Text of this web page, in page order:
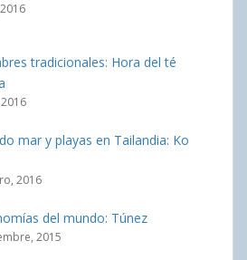
tradicionales: Hora del té
mar y playas en Tailandia: Ko
2016
del mundo: Túnez
2015